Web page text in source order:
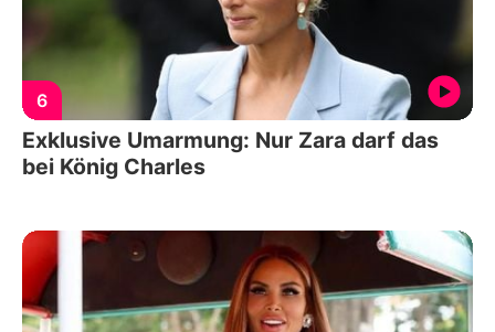
6
Exklusive Umarmung: Nur Zara darf das
bei König Charles